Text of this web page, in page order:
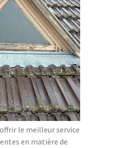
le meilleur service
en matière de